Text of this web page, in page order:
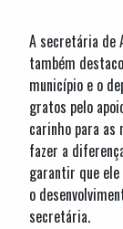
A secretária de
também
município e o
gratos pelo
carinho para as
fazer a
garantir que
o
secretária.